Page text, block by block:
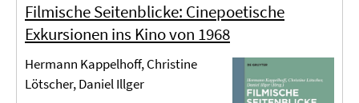
Filmische Seitenblicke: Cinepoetische
Exkursionen ins Kino von 1968
Hermann Kappelhoff, Christine
Lötscher, Daniel Illger